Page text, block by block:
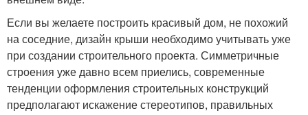
Если вы желаете построить красивый дом, не похожий
на соседние, дизайн крыши необходимо учитывать уже
при создании строительного проекта. Симметричные
строения уже давно всем приелись, современные
тенденции оформления строительных конструкций
предполагают искажение стереотипов, правильных